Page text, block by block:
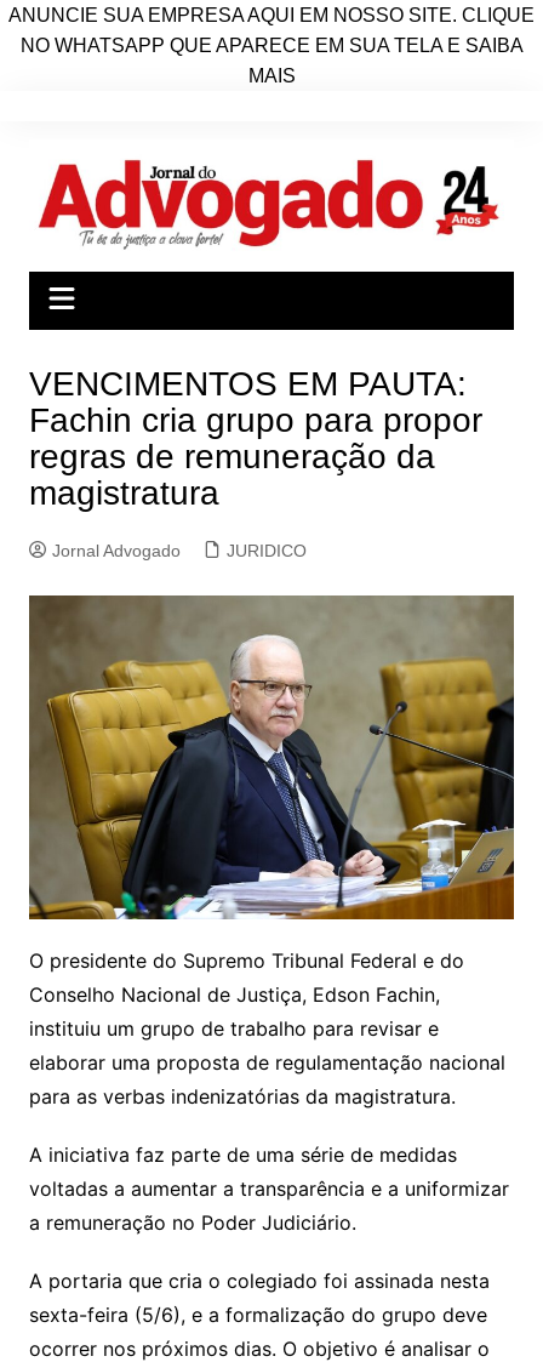
ANUNCIE SUA EMPRESA AQUI EM NOSSO SITE. CLIQUE
NO WHATSAPP QUE APARECE EM SUA TELA E SAIBA
MAIS
conteúdo
VENCIMENTOS EM PAUTA:
Fachin cria grupo para propor
regras de remuneração da
magistratura
Jornal Advogado JURIDICO
O presidente do Supremo Tribunal Federal e do
Conselho Nacional de Justiça, Edson Fachin,
instituiu um grupo de trabalho para revisar e
elaborar uma proposta de regulamentação nacional
para as verbas indenizatórias da magistratura.
A iniciativa faz parte de uma série de medidas
voltadas a aumentar a transparência e a uniformizar
a remuneração no Poder Judiciário.
A portaria que cria o colegiado foi assinada nesta
sexta-feira (5/6), e a formalização do grupo deve
ocorrer nos próximos dias. O objetivo é analisar o